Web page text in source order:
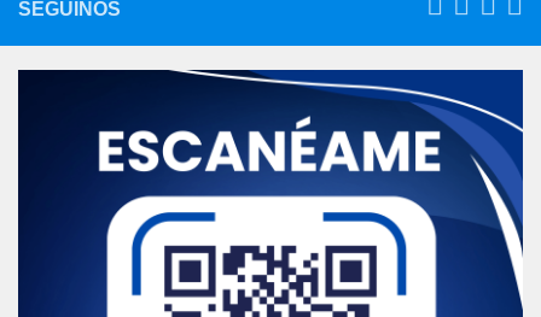
SEGUINOS